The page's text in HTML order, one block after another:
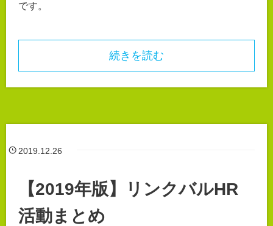
です。
続きを読む
2019.12.26
【2019年版】リンクバルHR
活動まとめ